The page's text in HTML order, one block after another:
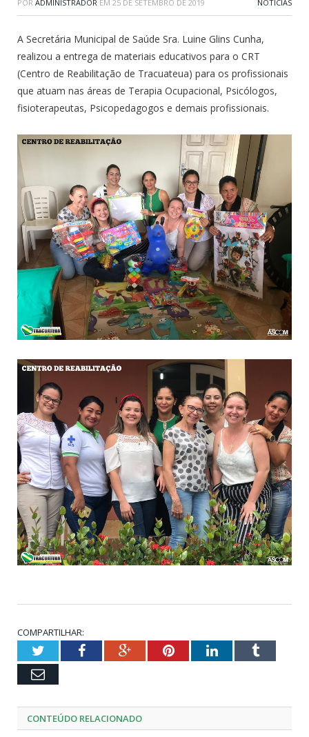
POR ADMINISTRADOR EM 25 DE SETEMBRO DE 2019 NOTÍCIAS
A Secretária Municipal de Saúde Sra. Luine Glins Cunha,
realizou a entrega de materiais educativos para o CRT
(Centro de Reabilitação de Tracuateua) para os profissionais
que atuam nas áreas de Terapia Ocupacional, Psicólogos,
fisioterapeutas, Psicopedagogos e demais profissionais.
COMPARTILHAR:
TwitterFacebookGoogle+PinterestLinkedInTumblr
Email
CONTEÚDO RELACIONADO